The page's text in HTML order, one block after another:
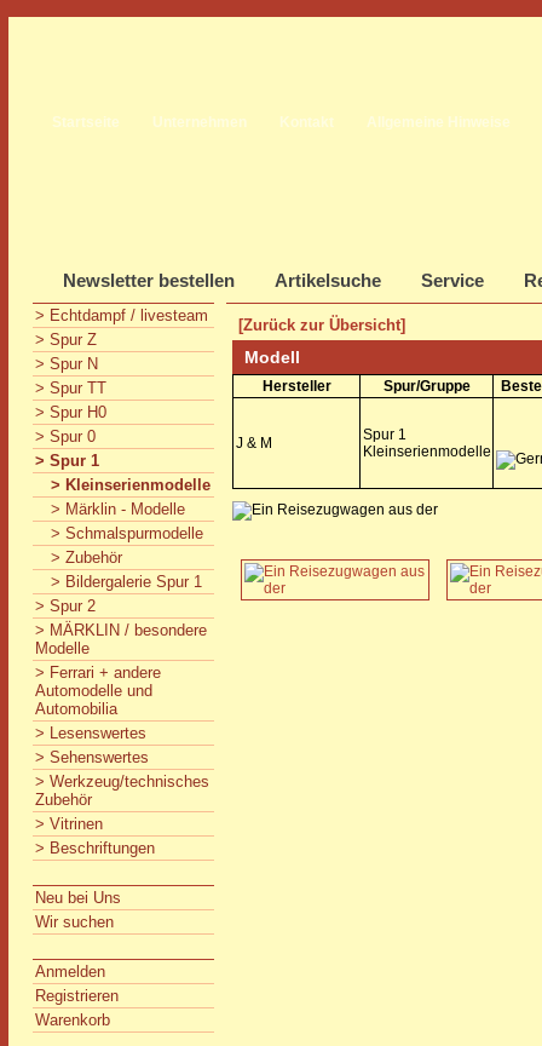
Startseite Unternehmen Kontakt Allgemeine Hinweise
Newsletter bestellen Artikelsuche Service
> Echtdampf / livesteam
> Spur Z
> Spur N
> Spur TT
> Spur H0
> Spur 0
> Spur 1
> Kleinserienmodelle
> Märklin - Modelle
> Schmalspurmodelle
> Zubehör
> Bildergalerie Spur 1
> Spur 2
> MÄRKLIN / besondere
Modelle
> Ferrari + andere
Automodelle und
Automobilia
> Lesenswertes
> Sehenswertes
> Werkzeug/technisches
Zubehör
> Vitrinen
> Beschriftungen
Neu bei Uns
Wir suchen
Anmelden
Registrieren
Warenkorb
[Zurück zur Übersicht]
Modell
Hersteller Spur/Gruppe
J & M
Spur 1
Kleinserienmodelle